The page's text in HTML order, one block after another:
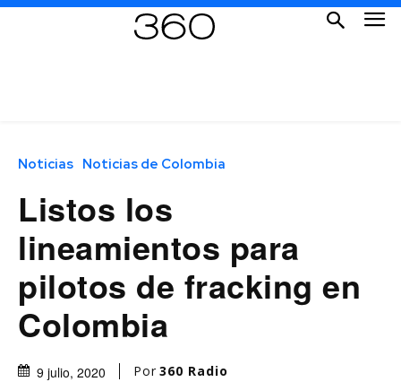
Noticias Noticias de Colombia
Listos los
lineamientos para
pilotos de fracking en
Colombia
9 julio, 2020 Por 360 Radio